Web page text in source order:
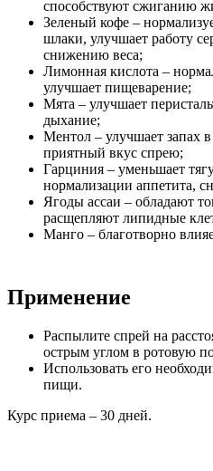
способствуют сжиганию
Зеленый кофе –
шлаки, улучшает работу
снижению веса;
Лимонная кислота –
улучшает пищеварение;
Мята – улучшает
дыхание;
Ментол – улучшает запах
приятный вкус спрею;
Гарциния – уменьшает
нормализации аппетита,
Ягоды ассаи – обладают
расщепляют липидные
Манго – благотворно
Применение
Распылите спрей на
острым углом в ротовую
Использовать его
пищи.
Курс приема – 30 дней.